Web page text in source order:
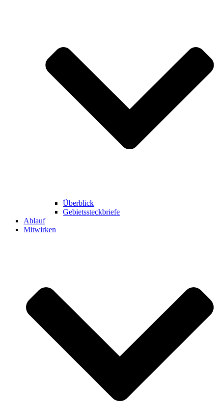
Überblick
Gebietssteckbriefe
Ablauf
Mitwirken